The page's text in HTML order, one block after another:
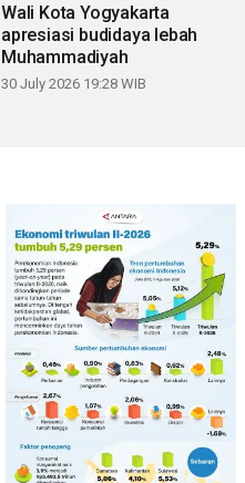
Wali Kota Yogyakarta
apresiasi budidaya lebah
Muhammadiyah
30 July 2026 19:28 WIB